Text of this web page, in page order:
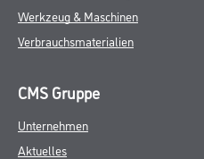
Werkzeug & Maschinen
Verbrauchsmaterialien
CMS Gruppe
Unternehmen
Aktuelles